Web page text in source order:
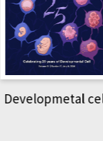
Developmetal